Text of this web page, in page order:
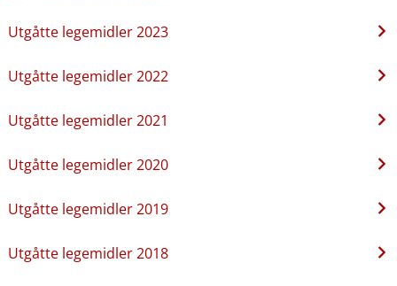
Utgåtte legemidler 2023
Utgåtte legemidler 2022
Utgåtte legemidler 2021
Utgåtte legemidler 2020
Utgåtte legemidler 2019
Utgåtte legemidler 2018